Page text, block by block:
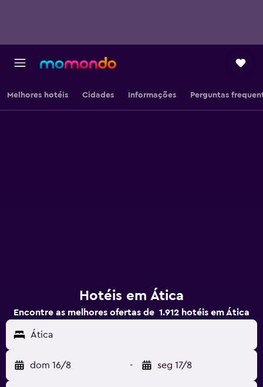
Melhores hotéis Cidades Informações Perguntas
Hotéis em Ática
Encontre as melhores ofertas de 1.912 hotéis em Ática
Ática
dom 16/8 - seg 17/8